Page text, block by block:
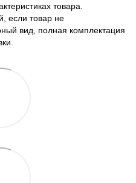
товара.
если товар не
вид, полная комплектация